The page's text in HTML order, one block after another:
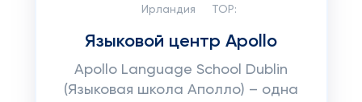
Ирландия TOP:
Языковой центр Apollo
Apollo Language School Dublin
(Языковая школа Аполло) – одна